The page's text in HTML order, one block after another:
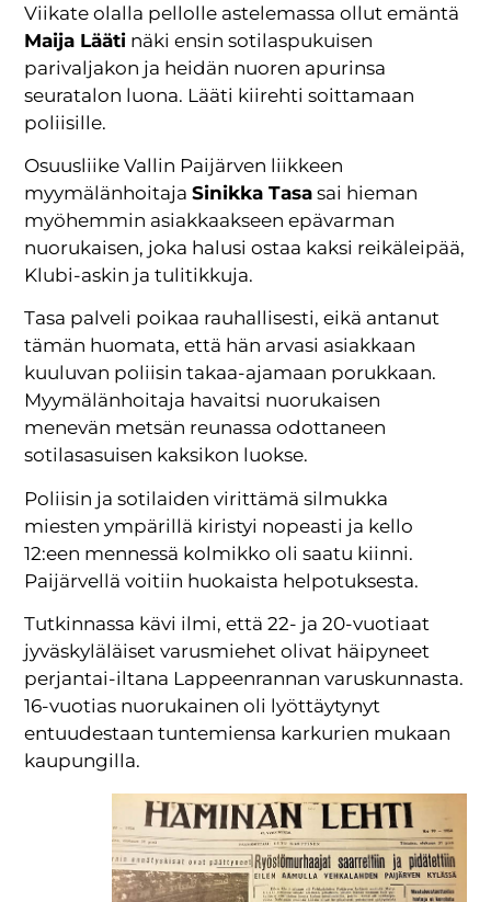
Viikate olalla pellolle astelemassa ollut emäntä
Maija Lääti näki ensin sotilaspukuisen
parivaljakon ja heidän nuoren apurinsa
seuratalon luona. Lääti kiirehti soittamaan
poliisille.
Osuusliike Vallin Paijärven liikkeen
myymälänhoitajaSinikka Tasa sai hieman
myöhemmin asiakkaakseen epävarman
nuorukaisen, joka halusi ostaa kaksi reikäleipää,
Klubi-askin ja tulitikkuja.
Tasa palveli poikaa rauhallisesti, eikä antanut
tämän huomata, että hän arvasi asiakkaan
kuuluvan poliisin takaa-ajamaan porukkaan.
Myymälänhoitaja havaitsi nuorukaisen
menevän metsän reunassa odottaneen
sotilasasuisen kaksikon luokse.
Poliisin ja sotilaiden virittämä silmukka
miesten ympärillä kiristyi nopeasti ja kello
12:een mennessä kolmikko oli saatu kiinni.
Paijärvellä voitiin huokaista helpotuksesta.
Tutkinnassa kävi ilmi, että 22- ja 20-vuotiaat
jyväskyläläiset varusmiehet olivat häipyneet
perjantai-iltana Lappeenrannan varuskunnasta.
16-vuotias nuorukainen oli lyöttäytynyt
entuudestaan tuntemiensa karkurien mukaan
kaupungilla.